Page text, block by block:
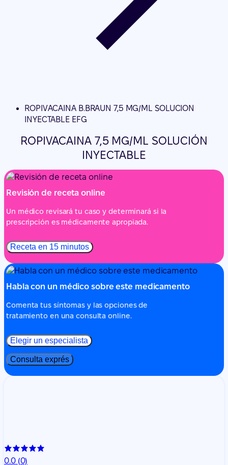
ROPIVACAINA B.BRAUN 7,5 MG/ML SOLUCION
INYECTABLE EFG
ROPIVACAINA 7,5 MG/ML SOLUCIÓN
INYECTABLE
Revisión de receta online
Un médico revisará tu caso y determinará si la
prescripción es médicamente apropiada.
Receta en 15 minutos
Habla con un médico sobre este medicamento
Comenta tus síntomas y las opciones de
tratamiento en una consulta online.
Elegir un especialista
Consulta exprés
El Dr. Muhammad Tayyab Altaf es un médico de atención
primaria con amplia experiencia internacional que